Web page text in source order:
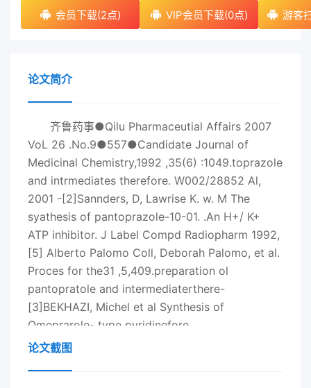
会员下载(2点) VIP会员下载(0点) 游客
论文简介
齐鲁药事●Qilu Pharmaceutial Affairs 2007
VoL 26 .No.9●557●Candidate Journal of
Medicinal Chemistry,1992 ,35(6) :1049.toprazole
and intrmediates therefore. W002/28852 Al,
2001 -[2]Sannders, D, Lawrise K. w. M The
syathesis of pantoprazole-10-01. .An H+/ K+
ATP inhibitor. J Label Compd Radiopharm 1992,
[5] Alberto Palomo Coll, Deborah Palomo, et al.
Proces for the31 ,5,409.preparation ol
pantopratole and intermediaterthere-
[3]BEKHAZI, Michel et al Synthesis of
Omeprarole- type pyridinefore.
U5200/0049044 A1.2004-03-11.derivatives and
论文截图